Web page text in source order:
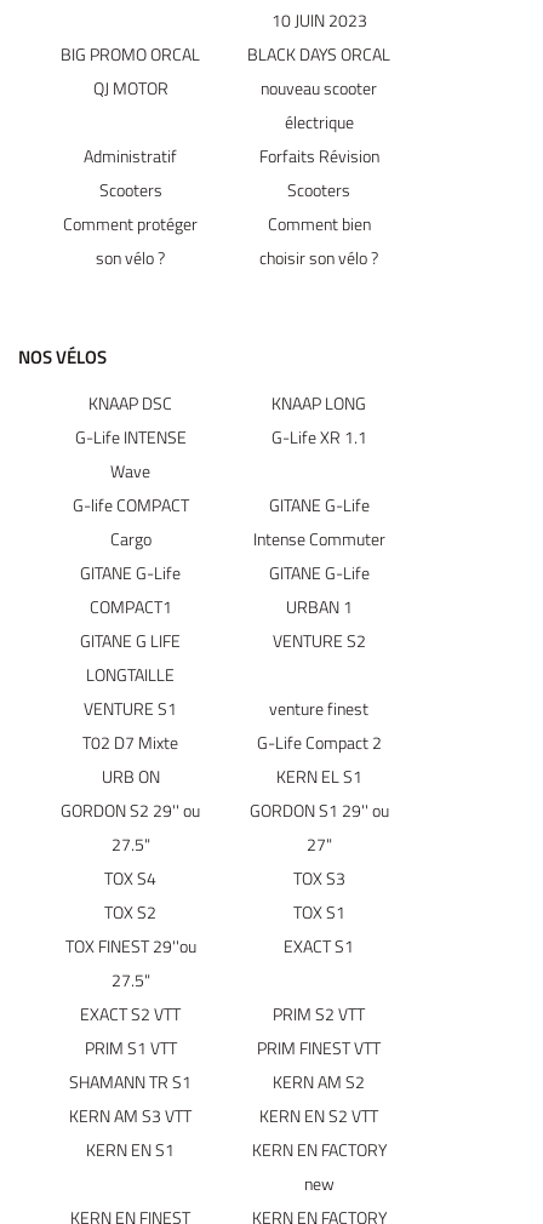
10 JUIN 2023
BIG PROMO ORCAL
BLACK DAYS ORCAL
QJ MOTOR
nouveau scooter
électrique
Administratif
Scooters
Forfaits Révision
Scooters
Comment protéger
son vélo ?
Comment bien
choisir son vélo ?
NOS VÉLOS
KNAAP DSC
KNAAP LONG
G-Life INTENSE
Wave
G-Life XR 1.1
G-life COMPACT
Cargo
GITANE G-Life
Intense Commuter
GITANE G-Life
COMPACT1
GITANE G-Life
URBAN 1
GITANE G LIFE
LONGTAILLE
VENTURE S2
VENTURE S1
venture finest
T02 D7 Mixte
G-Life Compact 2
URB ON
KERN EL S1
GORDON S2 29'' ou
27.5"
GORDON S1 29'' ou
27"
TOX S4
TOX S3
TOX S2
TOX S1
TOX FINEST 29''ou
27.5"
EXACT S1
EXACT S2 VTT
PRIM S2 VTT
PRIM S1 VTT
PRIM FINEST VTT
SHAMANN TR S1
KERN AM S2
KERN AM S3 VTT
KERN EN S2 VTT
KERN EN S1
KERN EN FACTORY
new
KERN EN FINEST
KERN EN FACTORY